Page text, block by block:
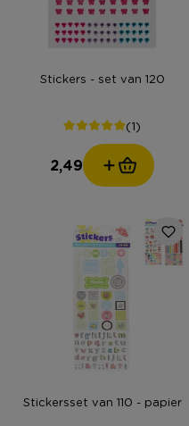
Stickers - set van 120
(1)
2,49
Stickersset van 110 - papier